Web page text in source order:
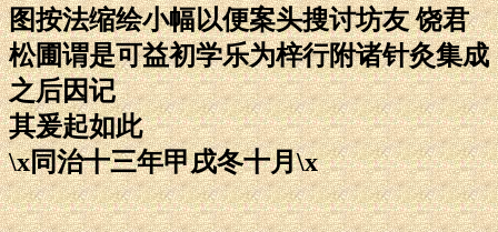
图按法缩绘小幅以便案头搜讨坊友 饶君
松圃谓是可益初学乐为梓行附诸针灸集成
之后因记
其爰起如此
\x同治十三年甲戌冬十月\x